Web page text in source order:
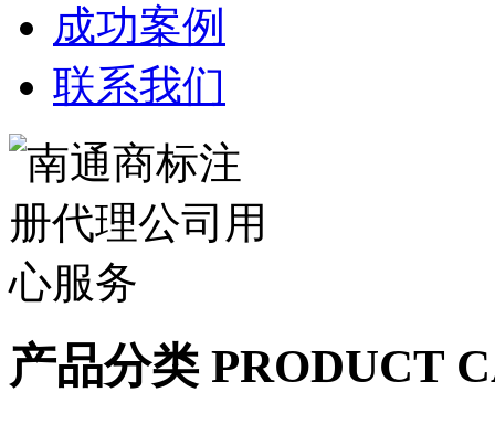
成功案例
联系我们
产品分类PRODUCT